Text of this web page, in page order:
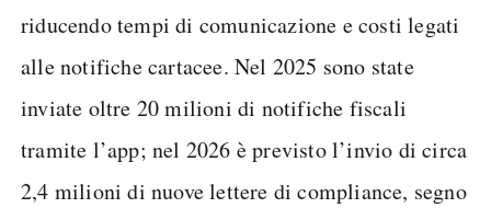
riducendo tempi di comunicazione e costi legati
alle notifiche cartacee. Nel 2025 sono state
inviate oltre 20 milioni di notifiche fiscali
tramite l’app; nel 2026 è previsto l’invio di circa
2,4 milioni di nuove lettere di compliance, segno